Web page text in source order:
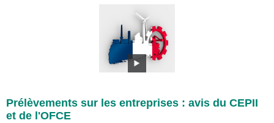
Prélèvements sur les entreprises : avis du CEPII
et de l'OFCE